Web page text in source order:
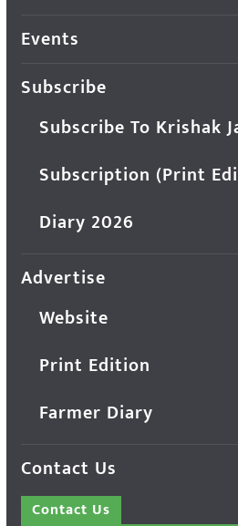
Events
Subscribe
Subscribe To Krishak
Subscription (Print
Diary 2026
Advertise
Website
Print Edition
Farmer Diary
Contact Us
Contact Us